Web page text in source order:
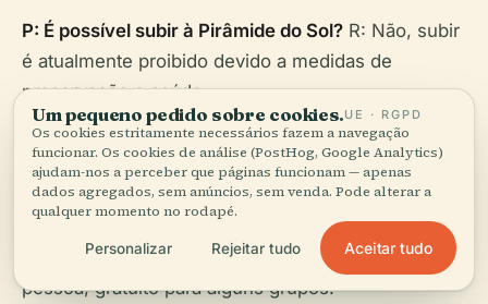
P: É possível subir à Pirâmide do Sol? R: Não, subir
é atualmente proibido devido a medidas de
preservação e saúde.
P: Quais são os horários de funcionamento do
local?R: Diariamente, das 8:00 às 17:00 (último
bilhete às 16:30).
P: Quanto custam os bilhetes?R: 100 MXN por
pessoa; gratuito para alguns grupos.
Um pequeno pedido sobre cookies.UE · RGPD
Os cookies estritamente necessários fazem a navegação
funcionar. Os cookies de análise (PostHog, Google Analytics)
ajudam-nos a perceber que páginas funcionam — apenas
dados agregados, sem anúncios, sem venda. Pode alterar a
qualquer momento no rodapé.
Personalizar Rejeitar tudo Aceitar tudo